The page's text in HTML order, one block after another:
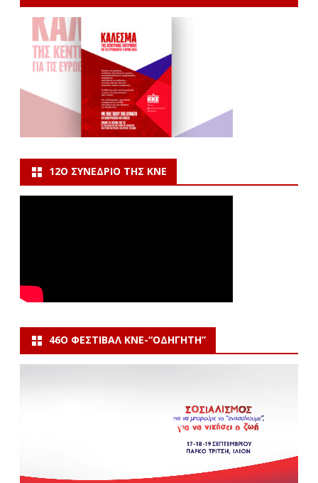
12Ο ΣΥΝΈΔΡΙΟ ΤΗΣ ΚΝΕ
46Ο ΦΕΣΤΙΒΆΛ ΚΝΕ-“ΟΔΗΓΗΤΗ”
Πρόγραμμα